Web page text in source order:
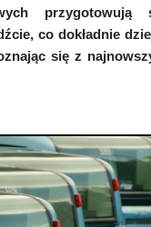
co dokładnie
się z